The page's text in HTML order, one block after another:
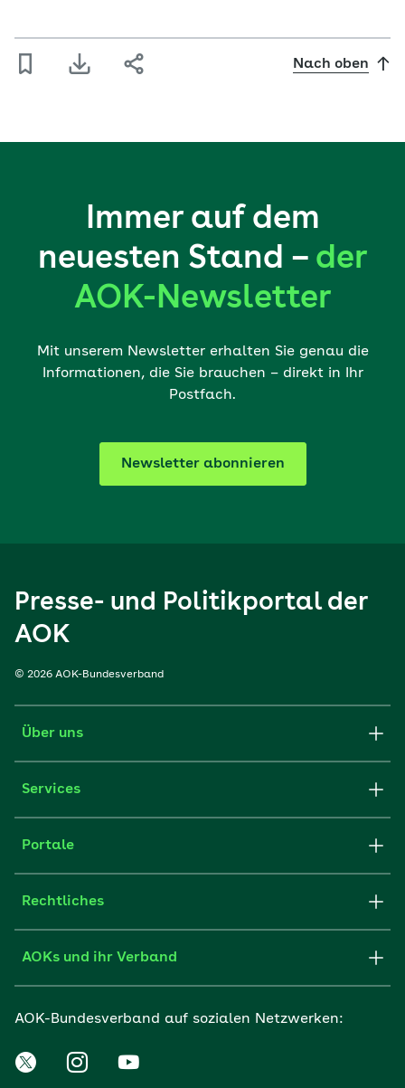
Nach oben
Immer auf dem
neuesten Stand – der
AOK-Newsletter
Mit unserem Newsletter erhalten Sie genau die
Informationen, die Sie brauchen – direkt in Ihr
Postfach.
Newsletter abonnieren
Presse- und Politikportal der
AOK
© 2026 AOK-Bundesverband
Über uns
Services
Portale
Rechtliches
AOKs und ihr Verband
AOK-Bundesverband auf sozialen Netzwerken: